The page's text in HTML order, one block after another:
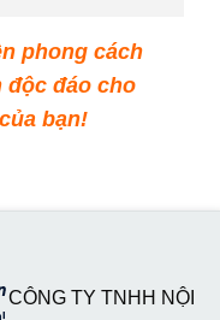
phong cách
độc đáo cho
bạn!
CÔNG TY TNHH NỘI